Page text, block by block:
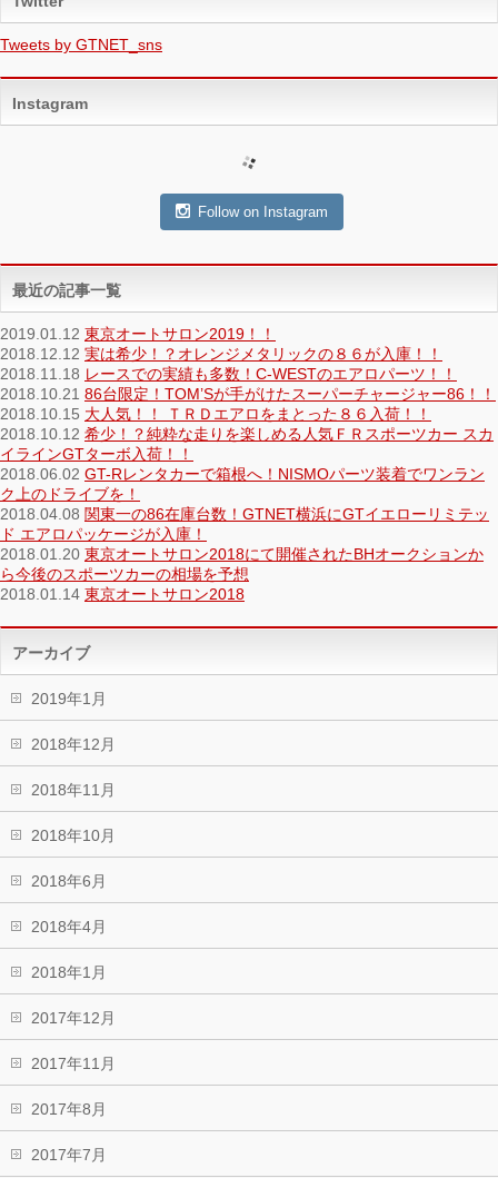
Tweets by GTNET_sns
Instagram
Follow on Instagram
最近の記事一覧
2019.01.12 東京オートサロン2019！！
2018.12.12 実は希少！？オレンジメタリックの８６が入庫！！
2018.11.18 レースでの実績も多数！C-WESTのエアロパーツ！！
2018.10.21 86台限定！TOM’Sが手がけたスーパーチャージャー86！！
2018.10.15 大人気！！ ＴＲＤエアロをまとった８６入荷！！
2018.10.12 希少！？純粋な走りを楽しめる人気ＦＲスポーツカー スカ
イラインGTターボ入荷！！
2018.06.02 GT-Rレンタカーで箱根へ！NISMOパーツ装着でワンラン
ク上のドライブを！
2018.04.08 関東一の86在庫台数！GTNET横浜にGTイエローリミテッ
ド エアロパッケージが入庫！
2018.01.20 東京オートサロン2018にて開催されたBHオークションか
ら今後のスポーツカーの相場を予想
2018.01.14 東京オートサロン2018
アーカイブ
2019年1月
2018年12月
2018年11月
2018年10月
2018年6月
2018年4月
2018年1月
2017年12月
2017年11月
2017年8月
2017年7月